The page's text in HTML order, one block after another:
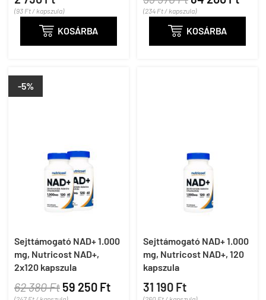
(93 Ft / kapszula)
 KOSÁRBA
(234 Ft / kapszula)
 KOSÁRBA
-5%
Sejttámogató NAD+ 1.000
mg, Nutricost NAD+,
2x120 kapszula
62 380 Ft 59 250 Ft
Sejttámogató NAD+ 1.000
mg, Nutricost NAD+, 120
kapszula
31 190 Ft